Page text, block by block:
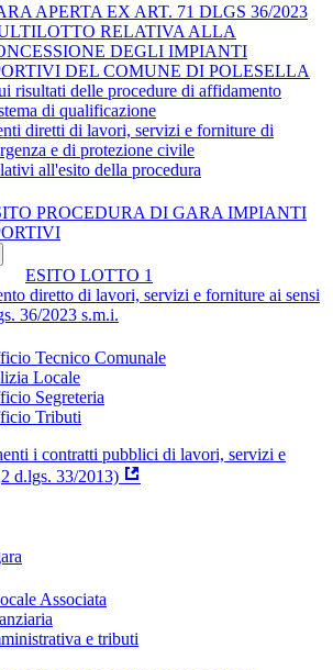
APERTA EX ART. 71 DLGS 36/2023
RELATIVA ALLA
DEGLI IMPIANTI
DEL COMUNE DI POLESELLA
risultati delle procedure di affidamento
di qualificazione
diretti di lavori, servizi e forniture di
e di protezione civile
all'esito della procedura
PROCEDURA DI GARA IMPIANTI
ESITO LOTTO 1
diretto di lavori, servizi e forniture ai sensi
36/2023 s.m.i.
Tecnico Comunale
Locale
Segreteria
Tributi
i contratti pubblici di lavori, servizi e
d.lgs. 33/2013)
Associata
e tributi